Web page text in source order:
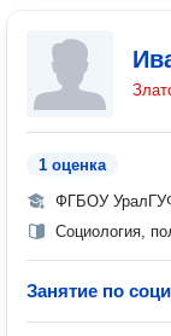
1 оценка
ФГБОУ
Социология,
Занятие по